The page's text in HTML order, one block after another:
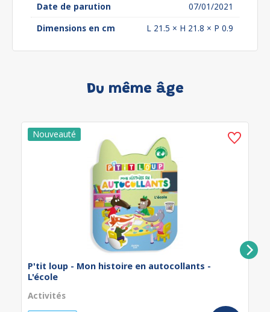
Date de parution
07/01/2021
Dimensions en cm
L 21.5 × H 21.8 × P 0.9
Du même âge
P'tit loup - Mon histoire en autocollants -
L'école
Activités